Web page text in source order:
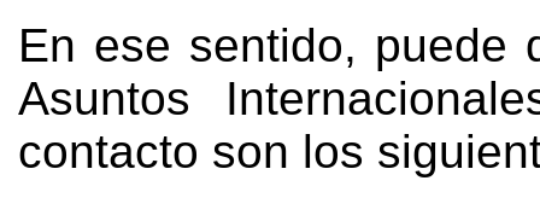
En ese sentido, puede
Asuntos
contacto son los